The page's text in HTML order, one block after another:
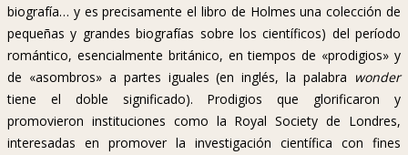
biografía… y es precisamente el libro de Holmes una colección de
pequeñas y grandes biografías sobre los científicos) del período
romántico, esencialmente británico, en tiempos de «prodigios» y
de «asombros» a partes iguales (en inglés, la palabra wonder
tiene el doble significado). Prodigios que glorificaron y
promovieron instituciones como la Royal Society de Londres,
interesadas en promover la investigación científica con fines